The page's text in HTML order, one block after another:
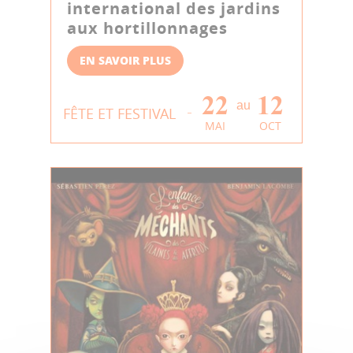
international des jardins
aux hortillonnages
EN SAVOIR PLUS
FÊTE ET FESTIVAL 22
MAI
au 12
OCT